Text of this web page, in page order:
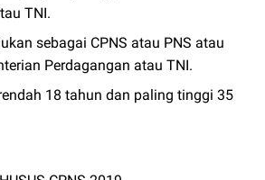
TNI.
sebagai CPNS atau PNS atau
Perdagangan atau TNI.
18 tahun dan paling tinggi 35